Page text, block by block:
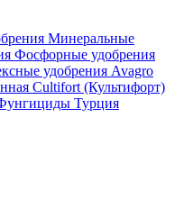
Минеральные
Фосфорные удобрения
удобрения Avagro
Cultifort (Культифорт)
Турция